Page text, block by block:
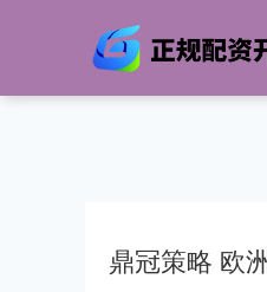
鼎冠策略 欧